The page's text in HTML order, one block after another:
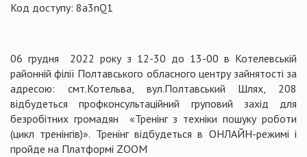
Код доступу: 8a3nQ1
06 грудня 2022 року з 12-30 до 13-00 в Котелевській
районній філії Полтавського обласного центру зайнятості за
адресою: смт.Котельва, вул.Полтавський Шлях, 208
відбудеться профконсультаційний груповий захід для
безробітних громадян «Тренінг з техніки пошуку роботи
(цикл тренінгів)». Тренінг відбудеться в ОНЛАЙН-режимі і
пройде на Платформі ZOOM